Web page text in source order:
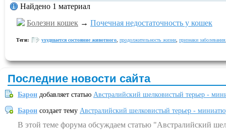
Найдено 1 материал
Болезни кошек → Почечная недостаточность у кошек
Теги: ухудшается состояние животного продолжительность жизни признаки заболевания
Последние новости сайта
Барон добавляет статью Австралийский шелковистый терьер -
Барон создает тему Австралийский шелковистый терьер -
В этой теме форума обсуждаем статью "Австралийский